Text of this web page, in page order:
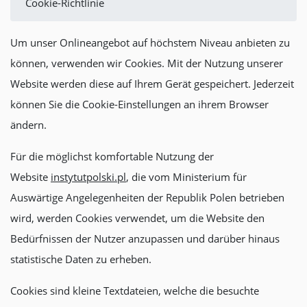
Cookie-Richtlinie
Um unser Onlineangebot auf höchstem Niveau anbieten zu
können, verwenden wir Cookies. Mit der Nutzung unserer
Website werden diese auf Ihrem Gerät gespeichert. Jederzeit
können Sie die Cookie-Einstellungen an ihrem Browser
ändern.
Für die möglichst komfortable Nutzung der
Website instytutpolski.pl, die vom Ministerium für
Auswärtige Angelegenheiten der Republik Polen betrieben
wird, werden Cookies verwendet, um die Website den
Bedürfnissen der Nutzer anzupassen und darüber hinaus
statistische Daten zu erheben.
Cookies sind kleine Textdateien, welche die besuchte